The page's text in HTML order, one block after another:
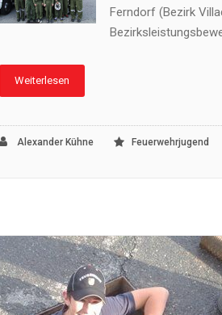
Ferndorf (Bezirk
Weiterlesen
Alexander Kühne Feuerwehrjugend